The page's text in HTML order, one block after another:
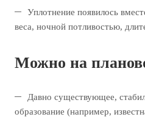
Уплотнение появилось
веса, ночной потливостью,
Можно на
Давно существующее,
образование (например,